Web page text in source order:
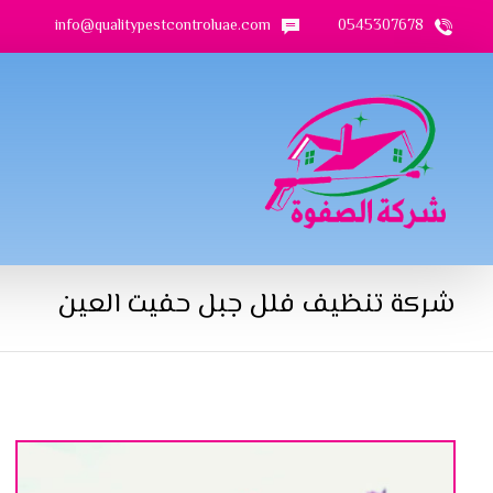
0545307678
info@qualitypestcontroluae.com
شركة تنظيف فلل جبل حفيت العين